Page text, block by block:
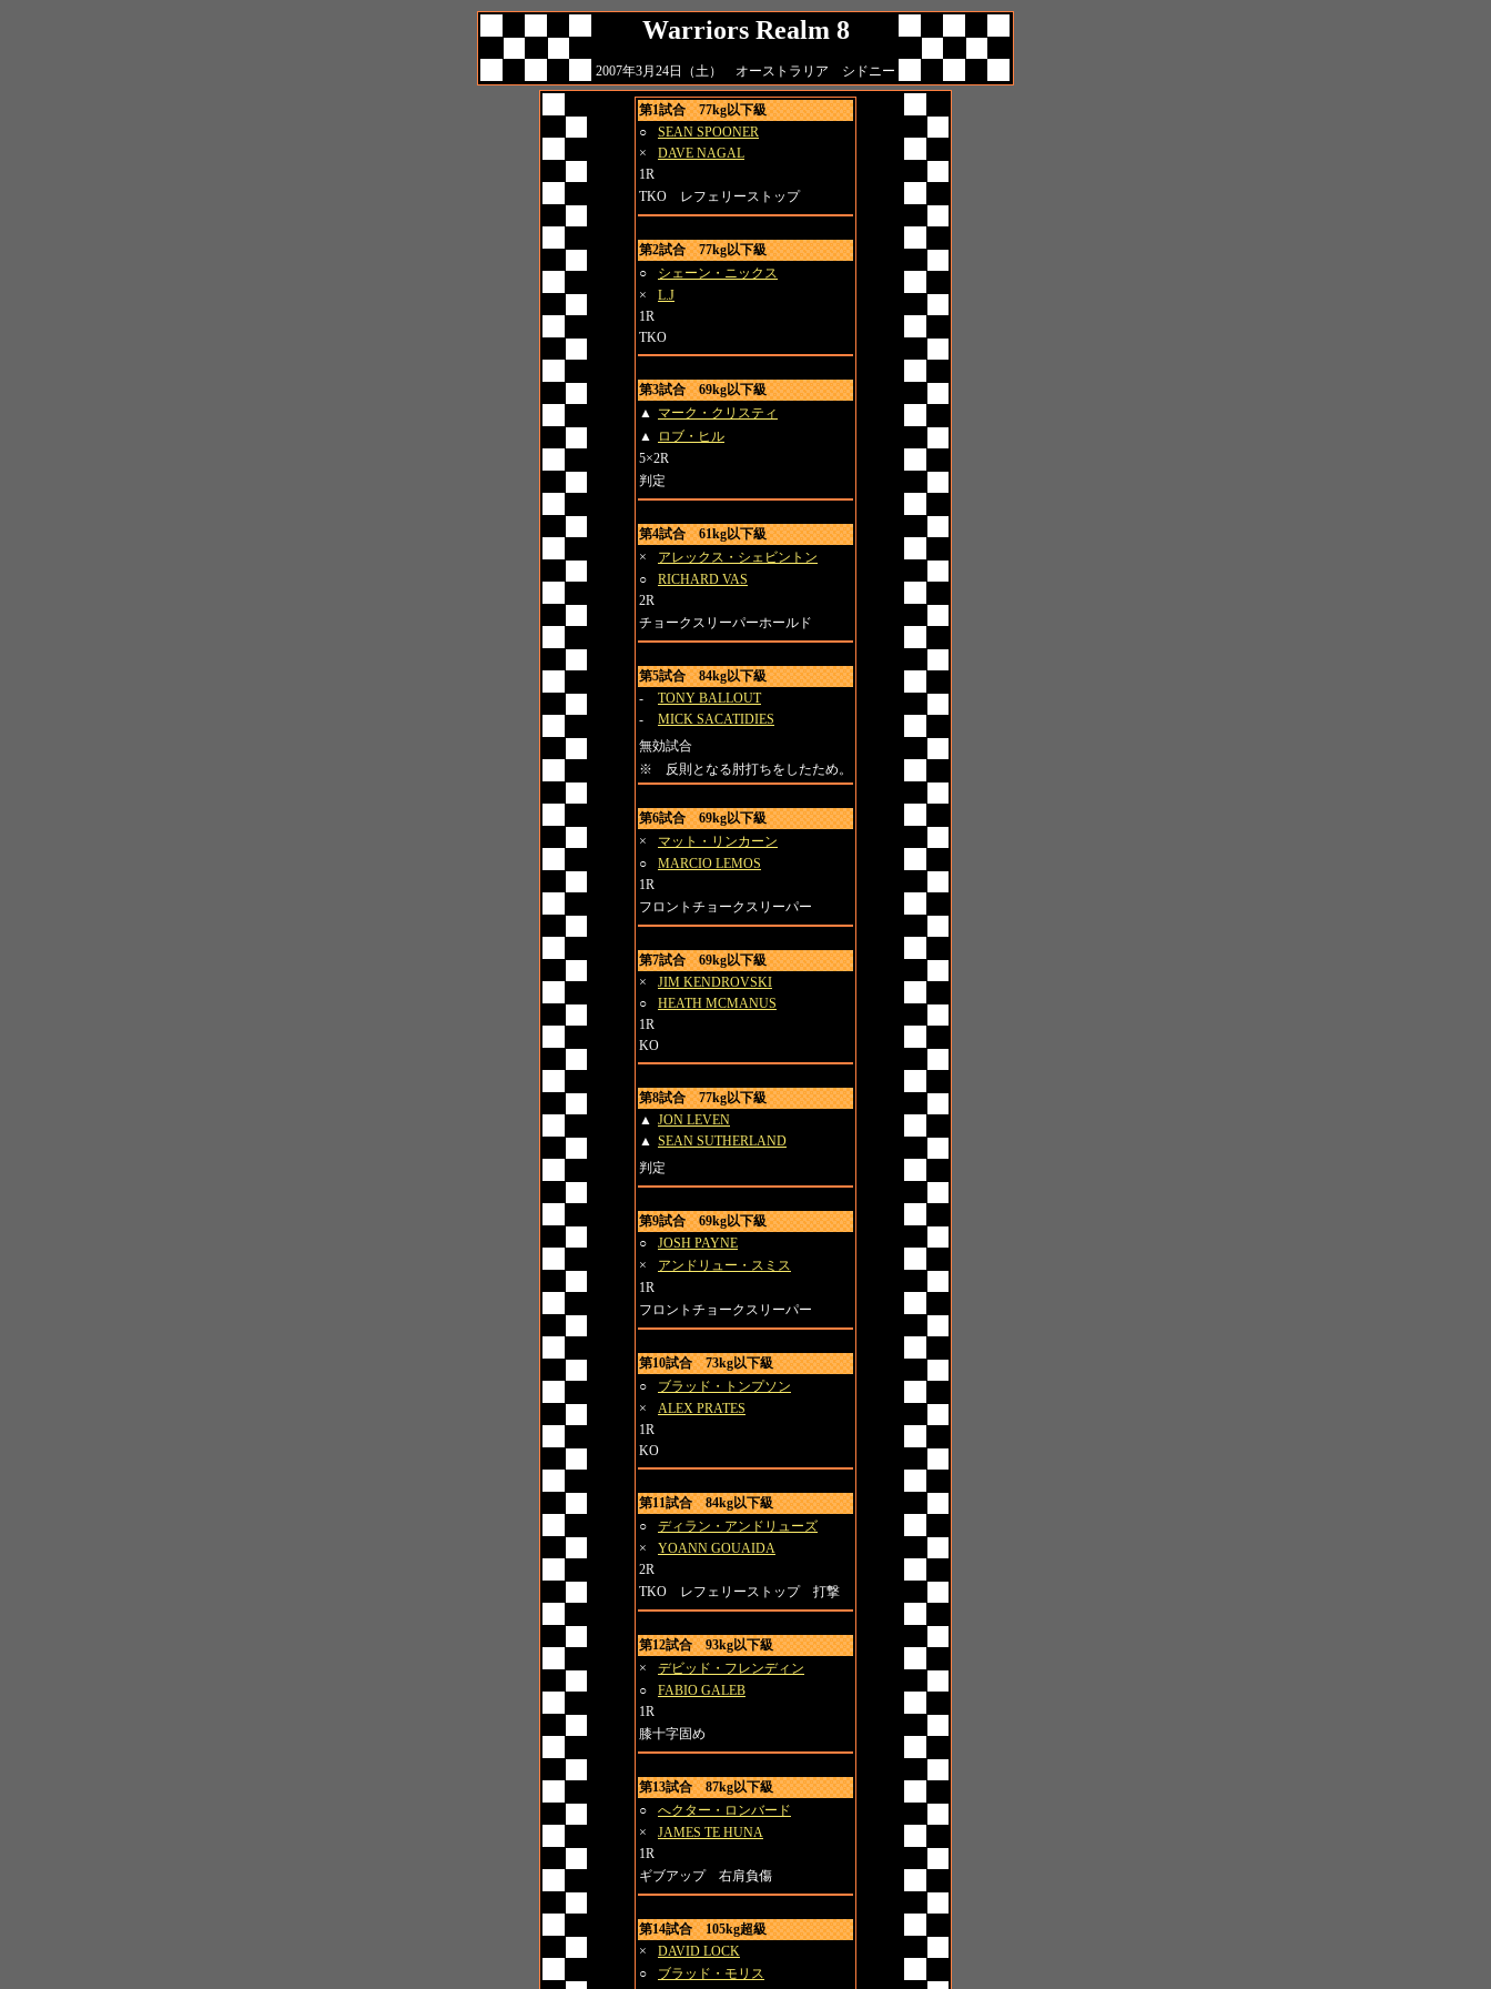
Warriors Realm 8
2007年3月24日（土） オーストラリア シドニー
第1試合 77kg以下級
○
SEAN SPOONER
×
DAVE NAGAL
1R
TKO レフェリーストップ
第2試合 77kg以下級
○
シェーン・ニックス
×
L.J
1R
TKO
第3試合 69kg以下級
▲ マーク・クリスティ
▲
ロブ・ヒル
5×2R
判定
第4試合 61kg以下級
×
アレックス・シェビントン
○
RICHARD VAS
2R
チョークスリーパーホールド
第5試合 84kg以下級
-
TONY BALLOUT
-
MICK SACATIDIES
無効試合
※ 反則となる肘打ちをしたため。
第6試合 69kg以下級
×
マット・リンカーン
○
MARCIO LEMOS
1R
フロントチョークスリーパー
第7試合 69kg以下級
×
JIM KENDROVSKI
○
HEATH MCMANUS
1R
KO
第8試合 77kg以下級
▲ JON LEVEN
▲ SEAN SUTHERLAND
判定
第9試合 69kg以下級
○
JOSH PAYNE
×
アンドリュー・スミス
1R
フロントチョークスリーパー
第10試合 73kg以下級
○
ブラッド・トンプソン
×
ALEX PRATES
1R
KO
第11試合 84kg以下級
○
ディラン・アンドリューズ
×
YOANN GOUAIDA
2R
TKO レフェリーストップ 打撃
第12試合 93kg以下級
×
デビッド・フレンディン
○
FABIO GALEB
1R
膝十字固め
第13試合 87kg以下級
○
へクター・ロンバード
×
JAMES TE HUNA
1R
ギブアップ 右肩負傷
第14試合 105kg超級
×
DAVID LOCK
○
ブラッド・モリス